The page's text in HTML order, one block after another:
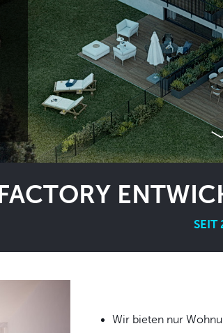
SEIT
Wir bieten nur